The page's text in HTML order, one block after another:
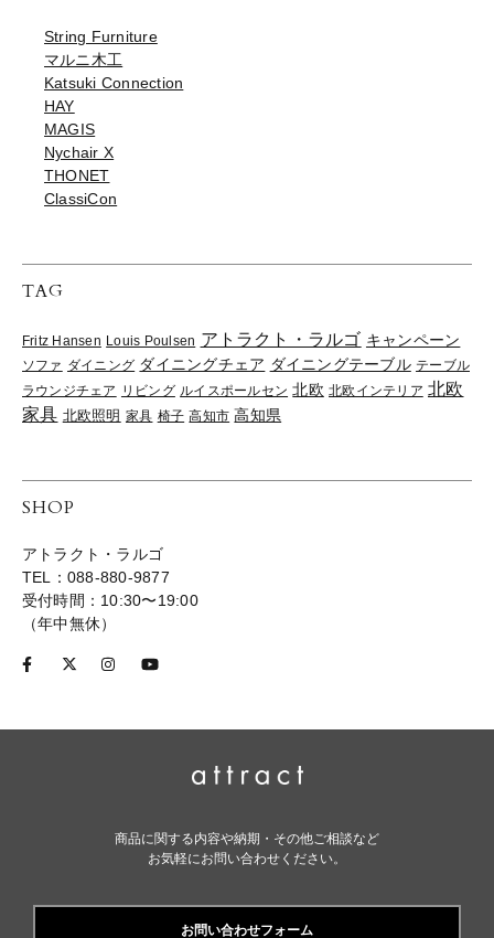
String Furniture
マルニ木工
Katsuki Connection
HAY
MAGIS
Nychair X
THONET
ClassiCon
TAG
Fritz Hansen Louis Poulsen アトラクト・ラルゴ キャンペーン
ソファ ダイニング ダイニングチェア ダイニングテーブル テーブル
ラウンジチェア リビング ルイスポールセン 北欧 北欧インテリア 北欧
家具 北欧照明 家具 椅子 高知市 高知県
SHOP
アトラクト・ラルゴ
TEL：088-880-9877
受付時間：10:30〜19:00
（年中無休）
商品に関する内容や納期・その他ご相談など
お気軽にお問い合わせください。
お問い合わせフォーム